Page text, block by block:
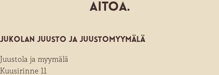
aitoa.
Jukolan juusto ja juusto­myymälä
Juustola ja myymälä
Kuusirinne 11